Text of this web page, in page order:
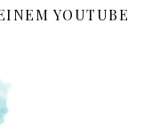
YOUTUBE